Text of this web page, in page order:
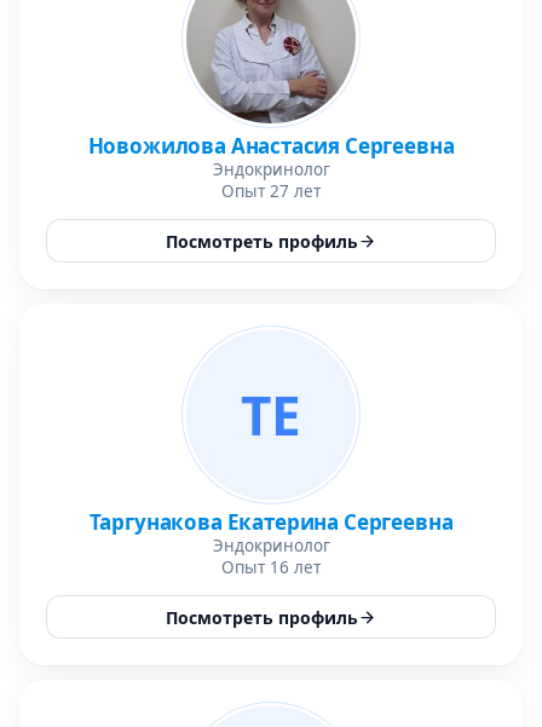
Новожилова Анастасия Сергеевна
Эндокринолог
Опыт 27 лет
Посмотреть профиль
ТЕ
Таргунакова Екатерина Сергеевна
Эндокринолог
Опыт 16 лет
Посмотреть профиль